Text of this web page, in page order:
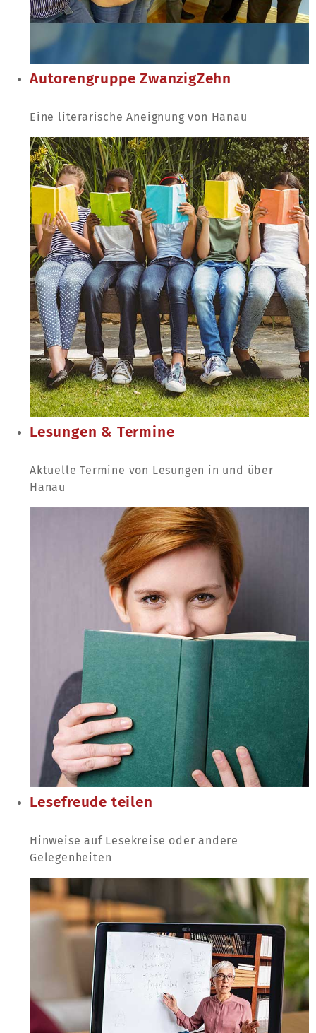
Autorengruppe ZwanzigZehn
Eine literarische Aneignung von Hanau
Lesungen & Termine
Aktuelle Termine von Lesungen in und über
Hanau
Lesefreude teilen
Hinweise auf Lesekreise oder andere
Gelegenheiten